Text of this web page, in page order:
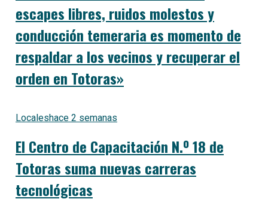
escapes libres, ruidos molestos y
conducción temeraria es momento de
respaldar a los vecinos y recuperar el
orden en Totoras»
Localeshace 2 semanas
El Centro de Capacitación N.º 18 de
Totoras suma nuevas carreras
tecnológicas